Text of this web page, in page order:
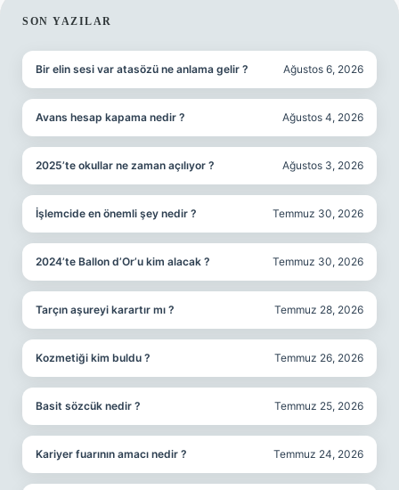
SIDEBAR
SON YAZILAR
Bir elin sesi var atasözü ne anlama gelir ? Ağustos 6, 2026
Avans hesap kapama nedir ? Ağustos 4, 2026
2025’te okullar ne zaman açılıyor ? Ağustos 3, 2026
İşlemcide en önemli şey nedir ? Temmuz 30, 2026
2024’te Ballon d’Or’u kim alacak ? Temmuz 30, 2026
Tarçın aşureyi karartır mı ? Temmuz 28, 2026
Kozmetiği kim buldu ? Temmuz 26, 2026
Basit sözcük nedir ? Temmuz 25, 2026
Kariyer fuarının amacı nedir ? Temmuz 24, 2026